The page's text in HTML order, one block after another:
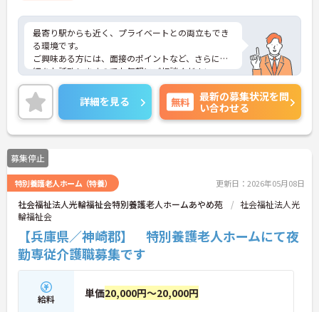
最寄り駅からも近く、プライベートとの両立もでき
る環境です。
ご興味ある方には、面接のポイントなど、さらに詳
細をお話致しますのでお気軽にご相談ください。
詳細を見る 無料
最新の募集状況を問
い合わせる
募集停止
特別養護老人ホーム（特養） 更新日：2026年05月08日
社会福祉法人光輪福祉会特別養護老人ホームあやめ苑
社会福祉法人光
輪福祉会
【兵庫県／神崎郡】 特別養護老人ホームにて夜
勤専従介護職募集です
給料 単価20,000円～20,000円